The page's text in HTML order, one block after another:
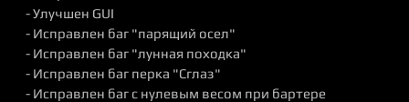
- Улучшен GUI
- Исправлен баг "парящий осел"
- Исправлен баг "лунная походка"
- Исправлен баг перка "Сглаз"
- Исправлен баг с нулевым весом при бартере